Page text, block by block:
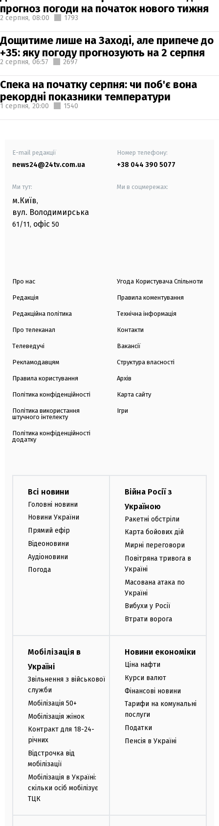
прогноз погоди на початок нового тижня
2 серпня, 08:00 1793
Дощитиме лише на Заході, але припече до
+35: яку погоду прогнозують на 2 серпня
2 серпня, 06:57 2697
Спека на початку серпня: чи поб'є вона
рекордні показники температури
1 серпня, 20:00 1540
E-mail редакції
news24@24tv.com.ua
Номер телефону:
+38 044 390 5077
Ми тут:
м.Київ,
вул. Володимирська
61/11, офіс 50
Ми в соцмережах:
Про нас
Редакція
Редакційна політика
Про телеканал
Телеведучі
Рекламодавцям
Правила користування
Політика конфіденційності
Політика використання
штучного інтелекту
Політика конфіденційності
додатку
Угода Користувача Спільноти
Правила коментування
Технічна інформація
Контакти
Вакансії
Структура власності
Архів
Карта сайту
Ігри
Всі новини
Головні новини
Новини України
Прямий ефір
Відеоновини
Аудіоновини
Погода
Війна Росії з
Україною
Ракетні обстріли
Карта бойових дій
Мирні переговори
Повітряна тривога в
Україні
Масована атака по
Україні
Вибухи у Росії
Втрати ворога
Мобілізація в
Україні
Звільнення з військової
служби
Мобілізація 50+
Мобілізація жінок
Контракт для 18-24-
річних
Відстрочка від
мобілізації
Мобілізація в Україні:
скільки осіб мобілізує
ТЦК
Новини економіки
Ціна нафти
Курси валют
Фінансові новини
Тарифи на комунальні
послуги
Податки
Пенсія в Україні